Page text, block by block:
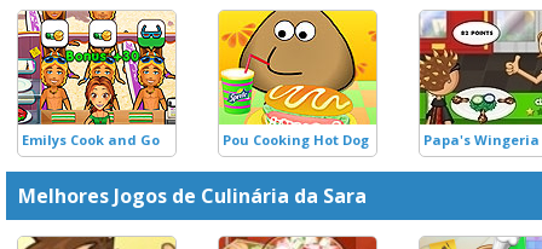
Emilys Cook and Go Pou Cooking Hot Dog Papa's Wingeria
Melhores Jogos de Culinária da Sara